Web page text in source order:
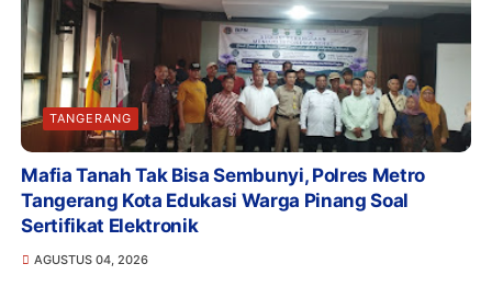
TANGERANG
Mafia Tanah Tak Bisa Sembunyi, Polres Metro
Tangerang Kota Edukasi Warga Pinang Soal
Sertifikat Elektronik
AGUSTUS 04, 2026